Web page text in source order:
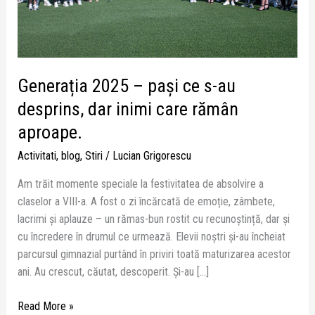
Generația 2025 – pași ce s-au
desprins, dar inimi care rămân
aproape.
Activitati, blog, Stiri/ Lucian Grigorescu
Am trăit momente speciale la festivitatea de absolvire a
claselor a VIII-a. A fost o zi încărcată de emoție, zâmbete,
lacrimi și aplauze – un rămas-bun rostit cu recunoștință, dar și
cu încredere în drumul ce urmează. Elevii noștri și-au încheiat
parcursul gimnazial purtând în priviri toată maturizarea acestor
ani. Au crescut, căutat, descoperit. Și-au […]
desprins,
dar
inimi
care
aproape.
Read More »